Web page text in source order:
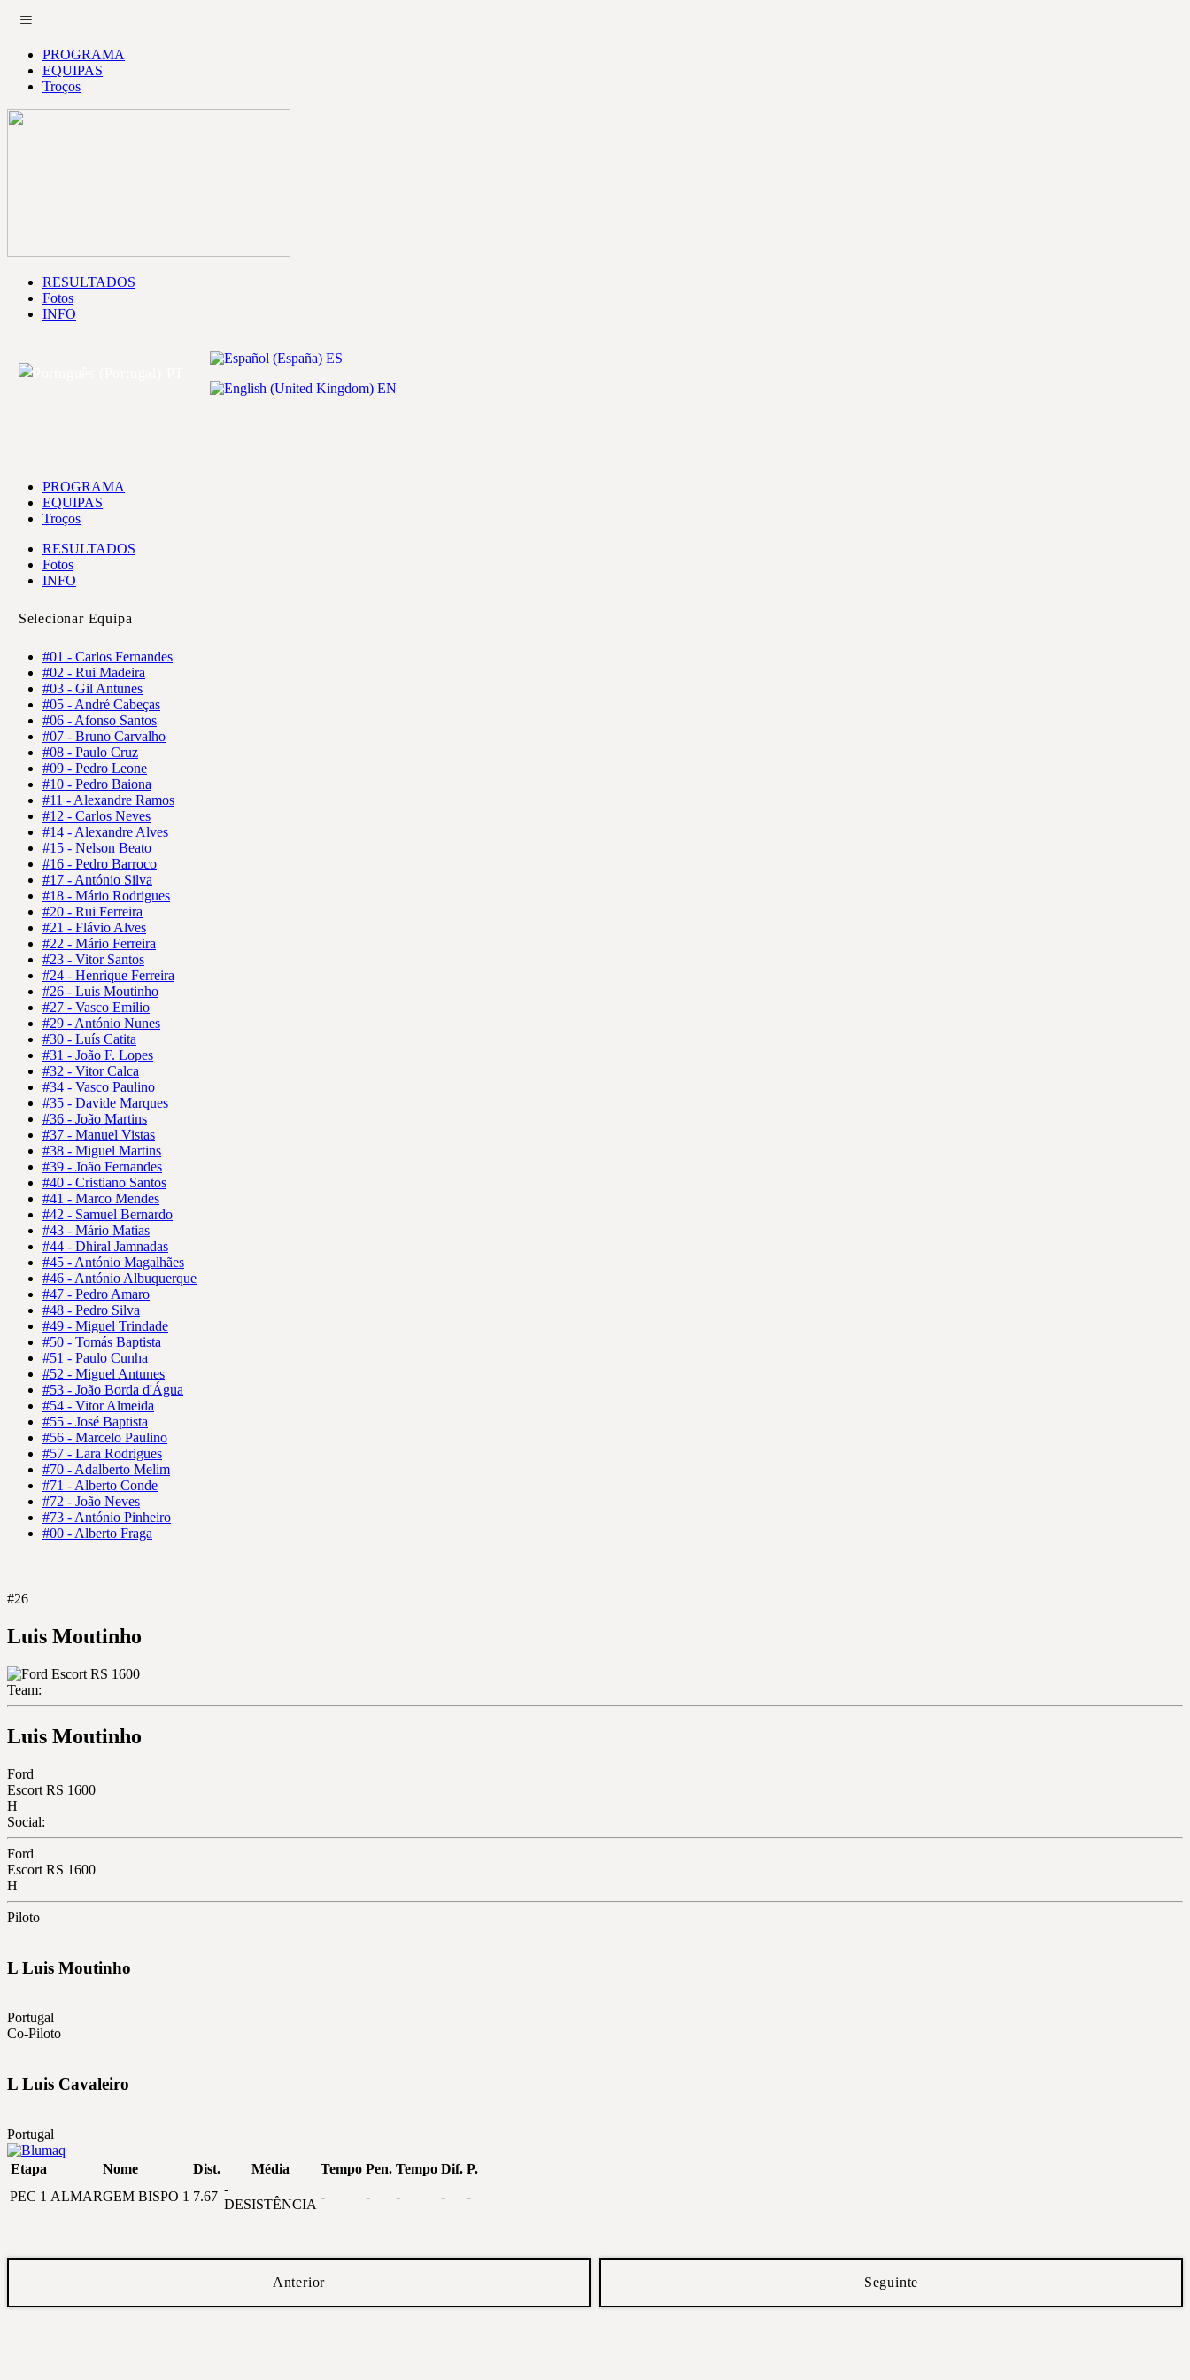
PROGRAMA
EQUIPAS
Troços
RESULTADOS
Fotos
INFO
ES
EN
PROGRAMA
EQUIPAS
Troços
RESULTADOS
Fotos
INFO
Selecionar Equipa
#01 - Carlos Fernandes
#02 - Rui Madeira
#03 - Gil Antunes
#05 - André Cabeças
#06 - Afonso Santos
#07 - Bruno Carvalho
#08 - Paulo Cruz
#09 - Pedro Leone
#10 - Pedro Baiona
#11 - Alexandre Ramos
#12 - Carlos Neves
#14 - Alexandre Alves
#15 - Nelson Beato
#16 - Pedro Barroco
#17 - António Silva
#18 - Mário Rodrigues
#20 - Rui Ferreira
#21 - Flávio Alves
#22 - Mário Ferreira
#23 - Vitor Santos
#24 - Henrique Ferreira
#26 - Luis Moutinho
#27 - Vasco Emilio
#29 - António Nunes
#30 - Luís Catita
#31 - João F. Lopes
#32 - Vitor Calca
#34 - Vasco Paulino
#35 - Davide Marques
#36 - João Martins
#37 - Manuel Vistas
#38 - Miguel Martins
#39 - João Fernandes
#40 - Cristiano Santos
#41 - Marco Mendes
#42 - Samuel Bernardo
#43 - Mário Matias
#44 - Dhiral Jamnadas
#45 - António Magalhães
#46 - António Albuquerque
#47 - Pedro Amaro
#48 - Pedro Silva
#49 - Miguel Trindade
#50 - Tomás Baptista
#51 - Paulo Cunha
#52 - Miguel Antunes
#53 - João Borda d'Água
#54 - Vitor Almeida
#55 - José Baptista
#56 - Marcelo Paulino
#57 - Lara Rodrigues
#70 - Adalberto Melim
#71 - Alberto Conde
#72 - João Neves
#73 - António Pinheiro
#00 - Alberto Fraga
#26
Luis Moutinho
Team:
Luis Moutinho
Ford
Escort RS 1600
H
Social:
Ford
Escort RS 1600
H
Piloto
L Luis Moutinho
Portugal
Co-Piloto
L Luis Cavaleiro
Portugal
Etapa Nome Dist. Média Tempo Pen. Tempo Dif. P.
PEC 1 ALMARGEM BISPO 1 7.67
-
DESISTÊNCIA
- - - - -
Anterior Seguinte